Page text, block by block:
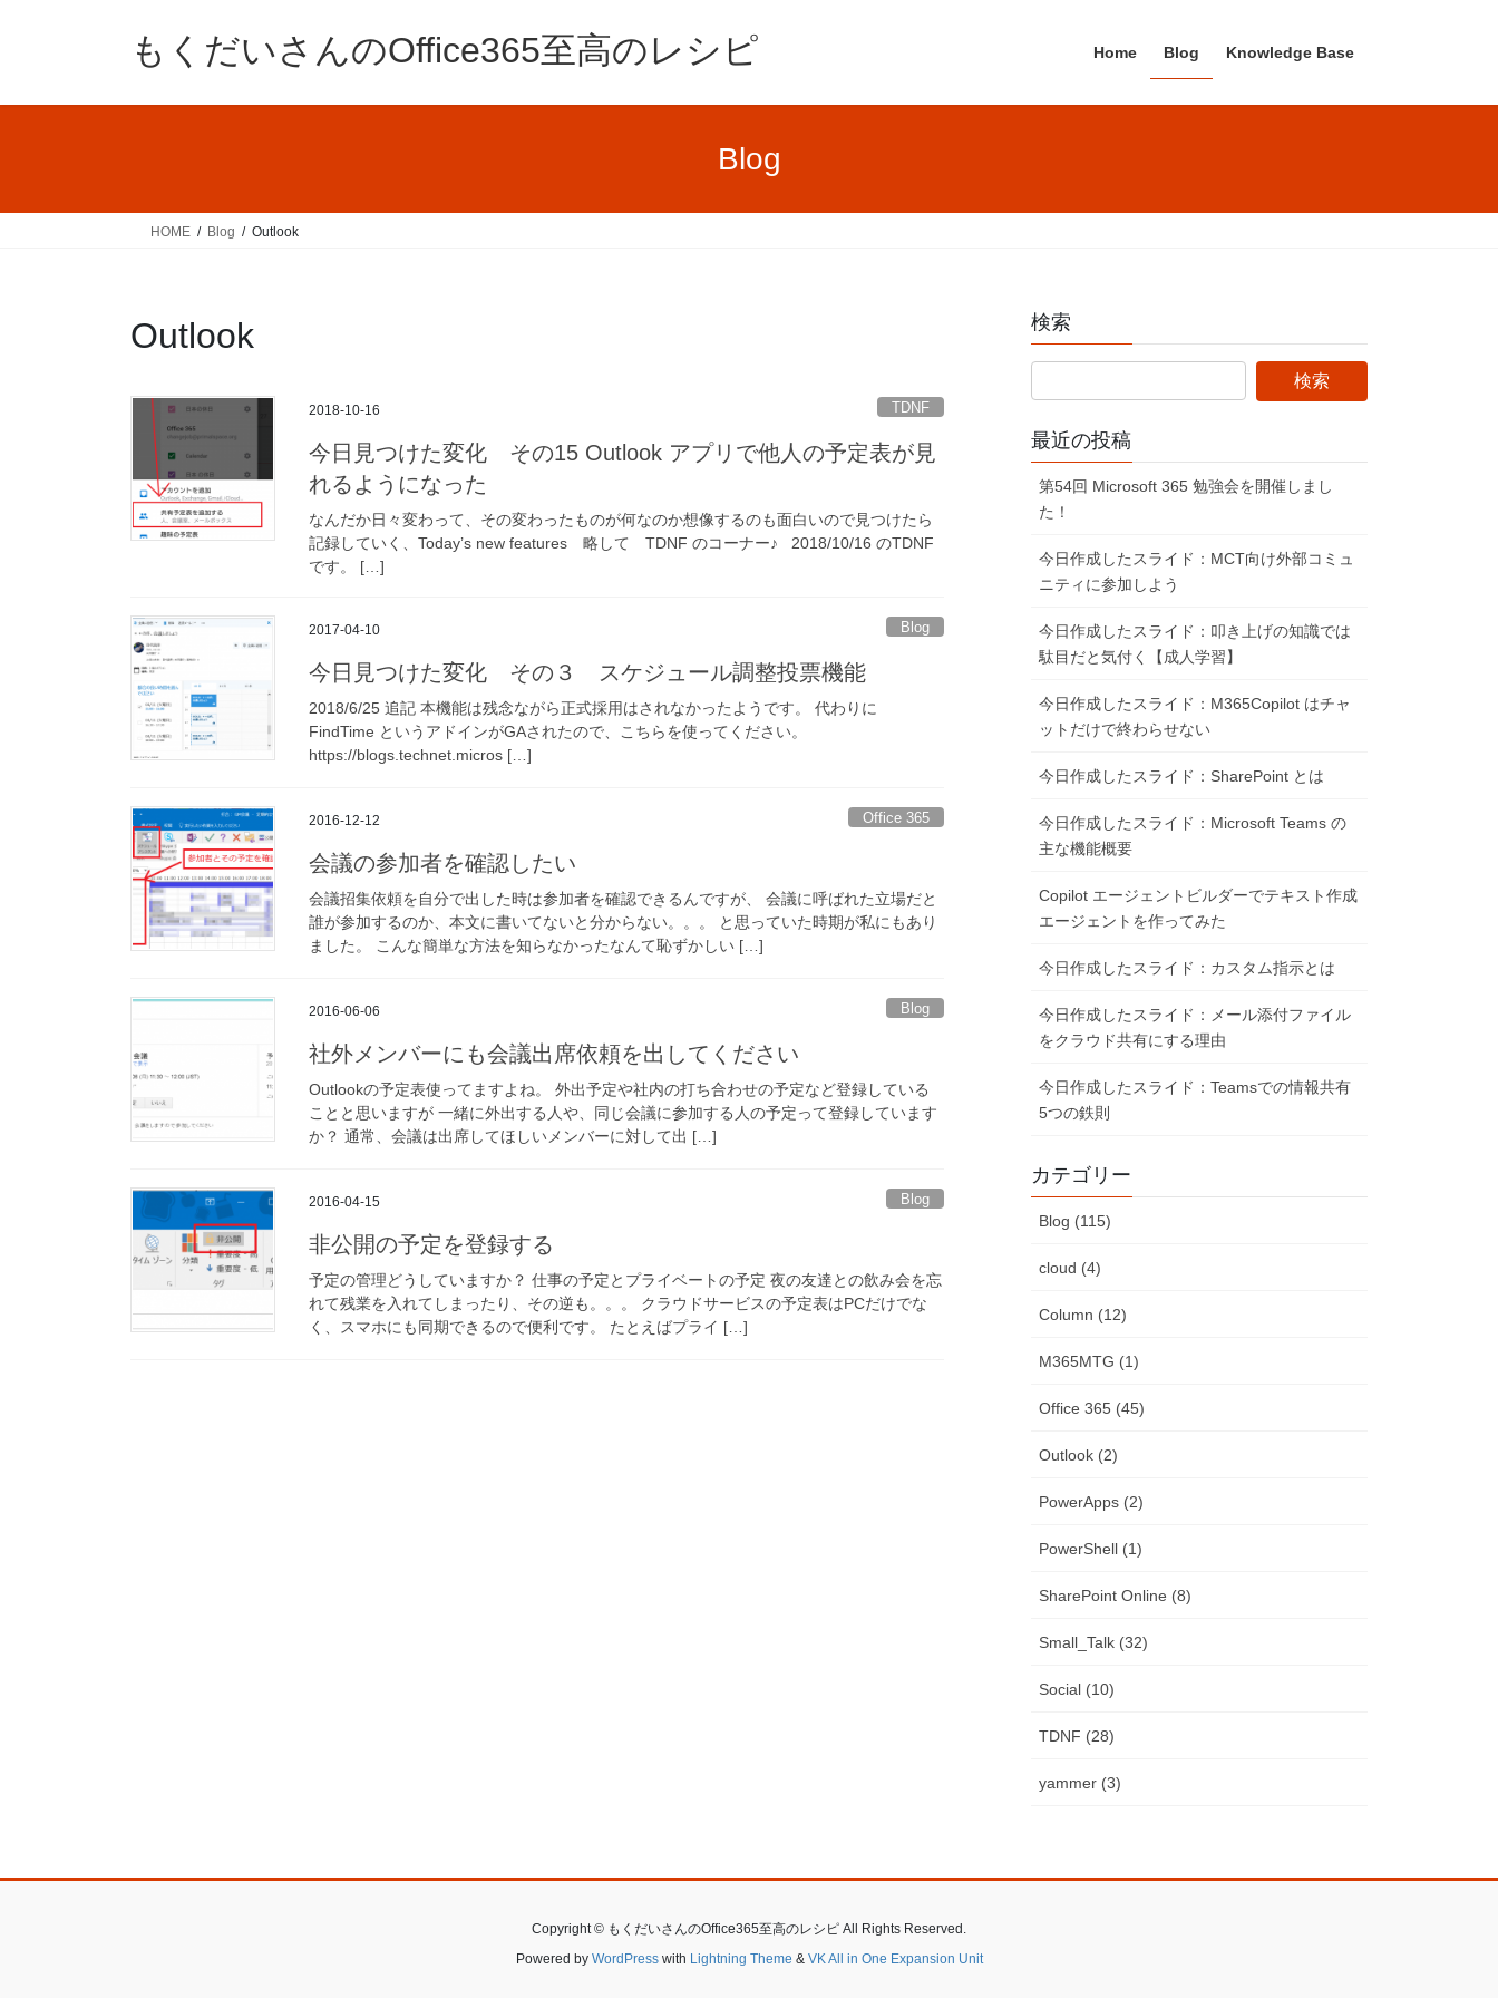
もくだいさんのOffice365至高のレシピ Home Blog Knowledge Base
Blog
HOME Blog Outlook
Outlook
2018-10-16 TDNF
今日見つけた変化 その15 Outlook アプリで他人の予定表が見
れるようになった
なんだか日々変わって、その変わったものが何なのか想像するのも面白いので見つけたら
記録していく、Today’s new features 略して TDNF のコーナー♪ 2018/10/16 のTDNF
です。 […]
2017-04-10 Blog
今日見つけた変化 その３ スケジュール調整投票機能
2018/6/25 追記 本機能は残念ながら正式採用はされなかったようです。 代わりに
FindTime というアドインがGAされたので、こちらを使ってください。
https://blogs.technet.micros […]
2016-12-12 Office 365
会議の参加者を確認したい
会議招集依頼を自分で出した時は参加者を確認できるんですが、 会議に呼ばれた立場だと
誰が参加するのか、本文に書いてないと分からない。。。 と思っていた時期が私にもあり
ました。 こんな簡単な方法を知らなかったなんて恥ずかしい […]
2016-06-06 Blog
社外メンバーにも会議出席依頼を出してください
Outlookの予定表使ってますよね。 外出予定や社内の打ち合わせの予定など登録している
ことと思いますが 一緒に外出する人や、同じ会議に参加する人の予定って登録しています
か？ 通常、会議は出席してほしいメンバーに対して出 […]
2016-04-15 Blog
非公開の予定を登録する
予定の管理どうしていますか？ 仕事の予定とプライベートの予定 夜の友達との飲み会を忘
れて残業を入れてしまったり、その逆も。。。 クラウドサービスの予定表はPCだけでな
く、スマホにも同期できるので便利です。 たとえばプライ […]
検索
最近の投稿
第54回 Microsoft 365 勉強会を開催しまし
た！
今日作成したスライド：MCT向け外部コミュ
ニティに参加しよう
今日作成したスライド：叩き上げの知識では
駄目だと気付く【成人学習】
今日作成したスライド：M365Copilot はチャ
ットだけで終わらせない
今日作成したスライド：SharePoint とは
今日作成したスライド：Microsoft Teams の
主な機能概要
Copilot エージェントビルダーでテキスト作成
エージェントを作ってみた
今日作成したスライド：カスタム指示とは
今日作成したスライド：メール添付ファイル
をクラウド共有にする理由
今日作成したスライド：Teamsでの情報共有
5つの鉄則
カテゴリー
Blog (115)
cloud (4)
Column (12)
M365MTG (1)
Office 365 (45)
Outlook (2)
PowerApps (2)
PowerShell (1)
SharePoint Online (8)
Small_Talk (32)
Social (10)
TDNF (28)
yammer (3)
Copyright © もくだいさんのOffice365至高のレシピ All Rights Reserved.
Powered by WordPresswith Lightning Theme & VK All in One Expansion Unit